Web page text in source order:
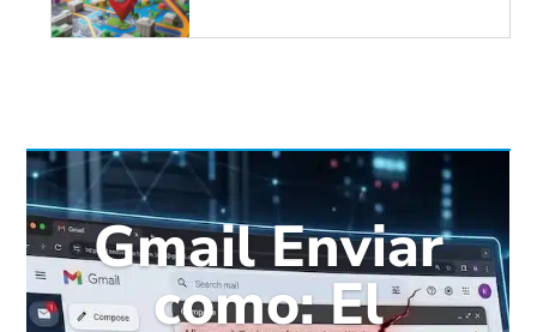
Gmail Enviar
como: El